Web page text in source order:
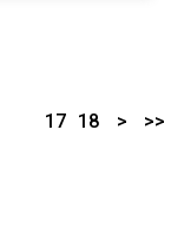
17 18 > >>